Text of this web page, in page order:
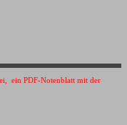
ein PDF-Notenblatt mit der